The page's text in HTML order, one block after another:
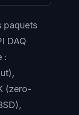
paquets
DAQ
:
(zero-